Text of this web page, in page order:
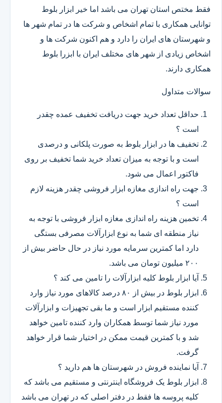
فقط مختص استان تهران می باشد اما خیر ابزار بلوط
توانایی همکاری با تمام اشخاص و شرکت ها در تمام شهر ها
و شهرستان های ایران را دارد و هم اکنون شرکت ها و
اشخاص زیادی از شهر های مختلف ایران با ابزرا بلوط
همکاری دارند.
سوالات متداول
حداقل تعداد خرید جهت دریافت تخفیف عمده چقدر
است ؟
تخفیف ها در ابزار بلوط به صورت پلکانی و درصدی
است و با توجه به میزان تعداد خرید شما تخفیف بر روی
فاکتور اعمال می شود.
جهت راه اندازی مغازه ابزار فروشی چقدر هزینه لازم
است ؟
تخمین هزینه راه اندازی مغازه ابزار فروشی با توجه به
نیاز منطقه ای شما به نوع ابزارآلات مصرفی بستگی
دارد اما کمترین سرمایه مورد نیاز در حال حاضر بیش از
۲۰۰ میلیون تومان می باشد.
آیا ابزار بلوط کلیه ابزارآلات را تامین می کند ؟
ابزار بلوط در بیش از ۸۰ درصد کالاهای مورد نیاز وارد
کننده مستقیم ابزار است و ما بقی تجهیزات و ابزارآلات
مورد نیاز شما توسط همکاران وارد کننده تامین خواهد
شد و با کمترین قیمت ممکن در اختیار شما قرار خواهد
گرفت.
آیا نماینده فروش در شهرستان ها هم دارید ؟
ابزار بلوط یک فروشگاه اینترنتی و مستقیم می باشد که
کلیه پروسه ها فقط در دفتر اصلی که در تهران می باشد